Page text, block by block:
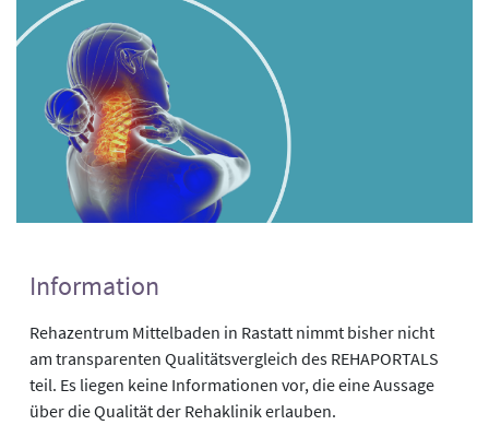
Information
Rehazentrum Mittelbaden in Rastatt nimmt bisher nicht
am transparenten Qualitätsvergleich des REHAPORTALS
teil. Es liegen keine Informationen vor, die eine Aussage
über die Qualität der Rehaklinik erlauben.